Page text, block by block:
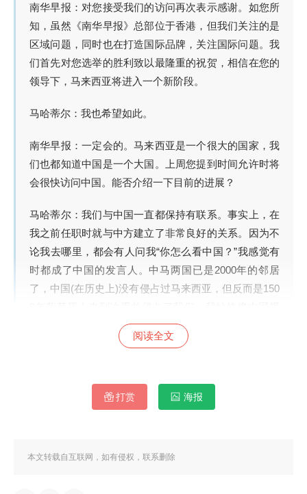
南华早报：对您接受我们的访问再次表示感谢。如您所
知，虽然《南华早报》总部位于香港，但我们关注的是
区域问题，同时也在打造国际品牌，关注国际问题。我
们首先对您选举的胜利致以最隆重的祝贺，相信在您的
领导下，马来西亚将进入一个新阶段。
马哈蒂尔：我也希望如此。
南华早报：一定会的。马来西亚是一个很大的国家，我
们也都知道中国是一个大国。上周您提到时间允许时将
会很快访问中国。能否介绍一下目前的进展？
马哈蒂尔：我们与中国一直都保持有联系。事实上，在
我之前任职时就与中方建立了非常良好的关系。因为不
论我去哪里，都会有人问我“你怎么看中国？”我感觉有
时都成了中国的发言人。中马两国已是2000年的邻居
了，中国(在历史上)没有侵占过马来西亚，但反而是150
为邻居，而且是一个好邻居，中国同时也是一个非常巨
大的市场。我们不论生产什么，都需要市场。
而来，让我们向外国大量借贷，承包商只用外国来的工
阅读全文
打赏 海报
本文转载自互联网，如有侵权，联系删除